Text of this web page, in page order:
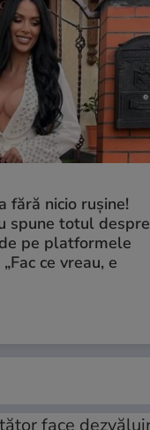
fără nicio rușine!
spune totul despre
pe platformele
ce vreau, e